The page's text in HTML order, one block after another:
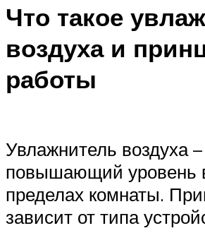
Что такое
воздуха и
работы
Увлажнитель воздуха
повышающий уровень
пределах комнаты.
зависит от типа